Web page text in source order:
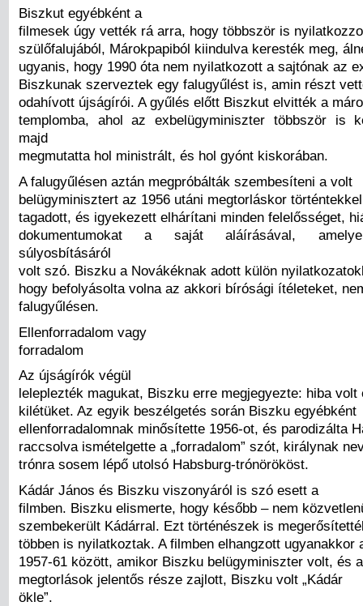
Biszkut egyébként a
filmesek úgy vették rá arra, hogy többször is
szülőfalujából, Márokpapiból kiindulva keresték meg,
ugyanis, hogy 1990 óta nem nyilatkozott a sajtónak az
Biszkunak szerveztek egy falugyűlést is, amin részt
odahívott újságírói. A gyűlés előtt Biszkut elvitték a
templomba, ahol az exbelügyminiszter többször is
majd
megmutatta hol ministrált, és hol gyónt kiskorában.
A falugyűlésen aztán megpróbálták szembesíteni a volt
belügyminisztert az 1956 utáni megtorláskor
tagadott, és igyekezett elhárítani minden felelősséget,
dokumentumokat a saját aláírásával,
súlyosbításáról
volt szó. Biszku a Novákéknak adott külön
hogy befolyásolta volna az akkori bírósági ítéleteket,
falugyűlésen.
Ellenforradalom vagy
forradalom
Az újságírók végül
leleplezték magukat, Biszku erre megjegyezte: hiba volt
kilétüket. Az egyik beszélgetés során Biszku egyébként
ellenforradalomnak minősítette 1956-ot, és parodizálta
raccsolva ismételgette a „forradalom” szót, királynak
trónra sosem lépő utolsó Habsburg-trónörököst.
Kádár János és Biszku viszonyáról is szó esett a
filmben. Biszku elismerte, hogy később – nem
szembekerült Kádárral. Ezt történészek is
többen is nyilatkoztak. A filmben elhangzott ugyanakkor
1957-61 között, amikor Biszku belügyminiszter volt, és
megtorlások jelentős része zajlott, Biszku volt „Kádár
ökle”.